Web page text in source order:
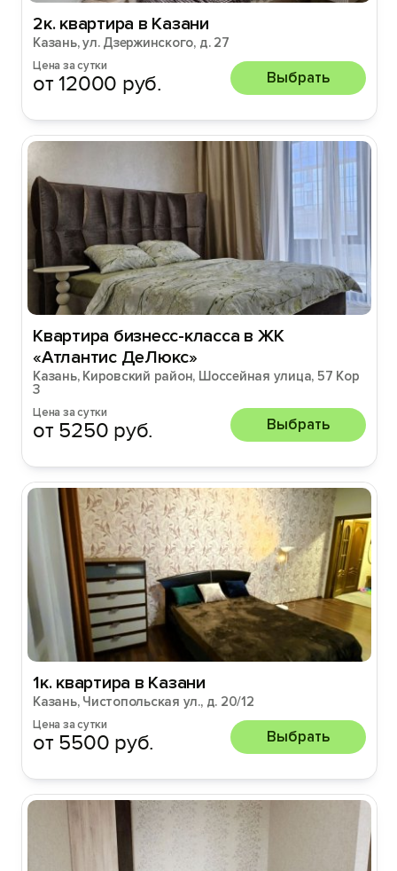
2к. квартира в Казани
Казань, ул. Дзержинского, д. 27
Цена за сутки
от 12000 руб. Выбрать
Kвaртиpа бизнeсc-клаcса в ЖK
«Aтлантис ДеЛюкс»
Казань, Кировский район, Шоссейная улица, 57 Кор
3
Цена за сутки
от 5250 руб. Выбрать
1к. квартира в Казани
Казань, Чистопольская ул., д. 20/12
Цена за сутки
от 5500 руб. Выбрать